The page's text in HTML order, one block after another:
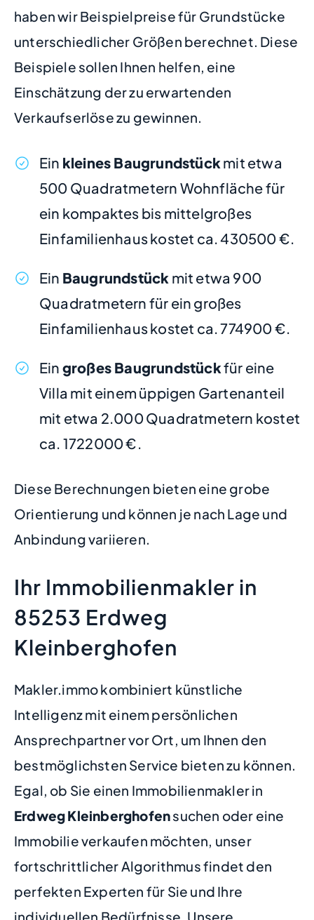
haben wir Beispielpreise für Grundstücke
unterschiedlicher Größen berechnet. Diese
Beispiele sollen Ihnen helfen, eine
Einschätzung der zu erwartenden
Verkaufserlöse zu gewinnen.
Ein kleines Baugrundstückmit etwa
500 Quadratmetern Wohnfläche für
ein kompaktes bis mittelgroßes
Einfamilienhaus kostet ca. 430500 €.
Ein Baugrundstück mit etwa 900
Quadratmetern für ein großes
Einfamilienhaus kostet ca. 774900 €.
Ein großes Baugrundstückfür eine
Villa mit einem üppigen Gartenanteil
mit etwa 2.000 Quadratmetern kostet
ca. 1722000 €.
Diese Berechnungen bieten eine grobe
Orientierung und können je nach Lage und
Anbindung variieren.
Ihr Immobilienmakler in
85253 Erdweg
Kleinberghofen
Makler.immo kombiniert künstliche
Intelligenz mit einem persönlichen
Ansprechpartner vor Ort, um Ihnen den
bestmöglichsten Service bieten zu können.
Egal, ob Sie einen Immobilienmakler in
Erdweg Kleinberghofensuchen oder eine
Immobilie verkaufen möchten, unser
fortschrittlicher Algorithmus findet den
perfekten Experten für Sie und Ihre
individuellen Bedürfnisse. Unsere